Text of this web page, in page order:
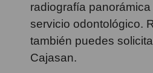
radiografía panorámica
servicio odontológico.
también puedes
Cajasan.